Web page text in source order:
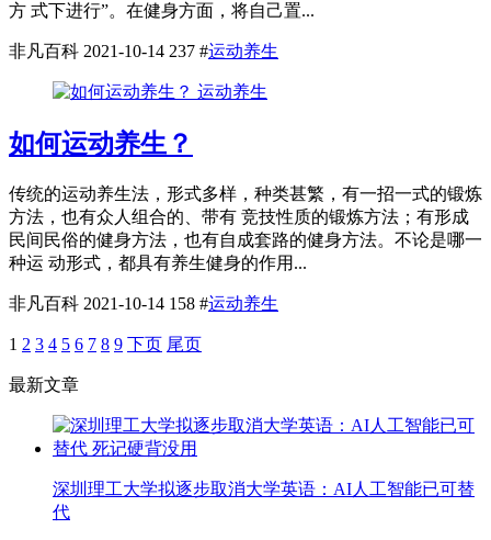
方 式下进行”。在健身方面，将自己置...
非凡百科 2021-10-14 237 #运动养生
运动养生
如何运动养生？
传统的运动养生法，形式多样，种类甚繁，有一招一式的锻炼
方法，也有众人组合的、带有 竞技性质的锻炼方法；有形成
民间民俗的健身方法，也有自成套路的健身方法。不论是哪一
种运 动形式，都具有养生健身的作用...
非凡百科 2021-10-14 158 #运动养生
1 2 3 4 5 6 7 8 9 下页 尾页
最新文章
深圳理工大学拟逐步取消大学英语：AI人工智能已可替
代